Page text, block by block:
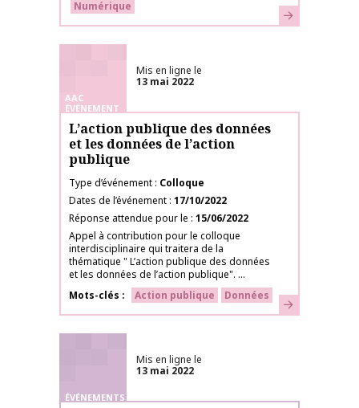
Numérique En savoir plus
AAC
ÉVÉNEMENT
Mis en ligne le
13 mai 2022
L’action publique des données
et les données de l’action
publique
Type d’événement Colloque
Dates de l’événement 17/10/2022
Réponse attendue pour le 15/06/2022
Appel à contribution pour le colloque
interdisciplinaire qui traitera de la
thématique " L’action publique des données
et les données de l’action publique". ...
Mots-clés
Action publique Données En savoir plus
ÉVÉNEMENTS
Mis en ligne le
13 mai 2022